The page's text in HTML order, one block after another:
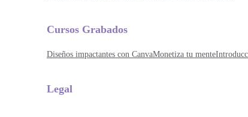
Cursos Grabados
Diseños impactantes con CanvaMonetiza tu mente
Legal